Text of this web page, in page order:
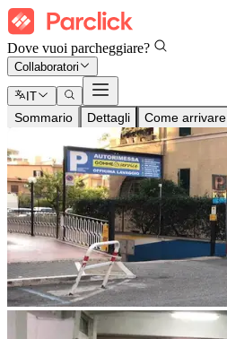
Dove vuoi parcheggiare?
Collaboratori
IT
Sommario Dettagli Come arrivare